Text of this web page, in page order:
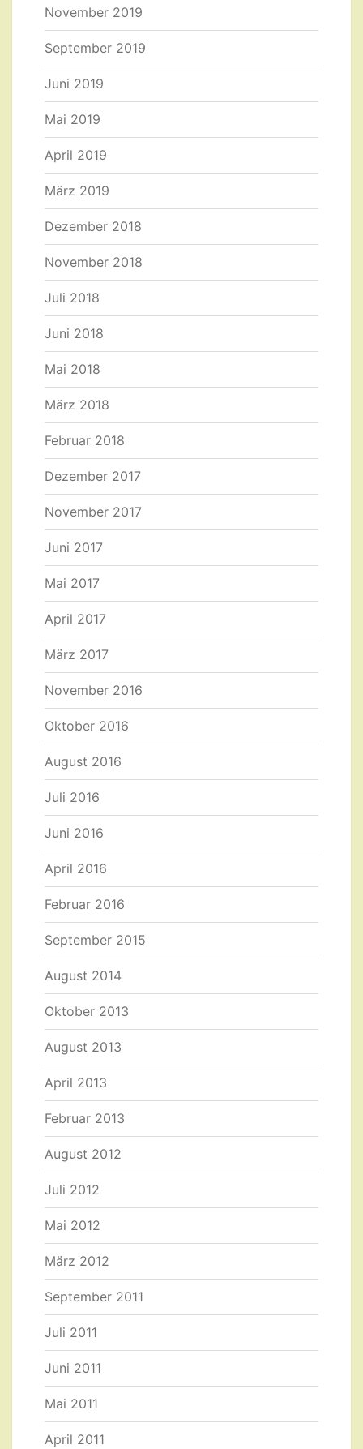
November 2019
September 2019
Juni 2019
Mai 2019
April 2019
März 2019
Dezember 2018
November 2018
Juli 2018
Juni 2018
Mai 2018
März 2018
Februar 2018
Dezember 2017
November 2017
Juni 2017
Mai 2017
April 2017
März 2017
November 2016
Oktober 2016
August 2016
Juli 2016
Juni 2016
April 2016
Februar 2016
September 2015
August 2014
Oktober 2013
August 2013
April 2013
Februar 2013
August 2012
Juli 2012
Mai 2012
März 2012
September 2011
Juli 2011
Juni 2011
Mai 2011
April 2011